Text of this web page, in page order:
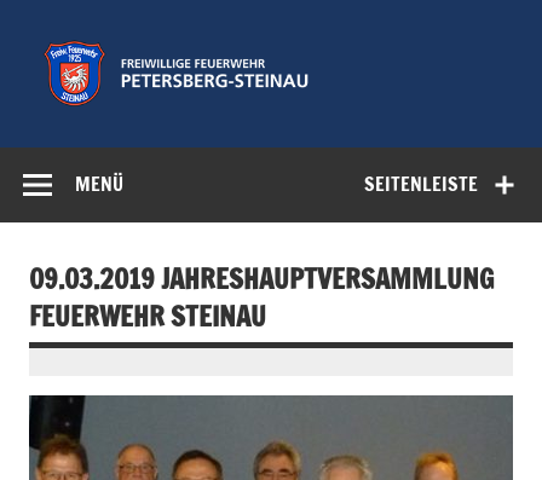
springen
Feuerwehr
Petersberg-
SEITENLEISTE
MENÜ
09.03.2019 JAHRESHAUPTVERSAMMLUNG
FEUERWEHR STEINAU